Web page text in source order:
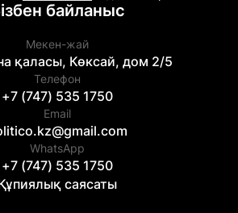
байланыс
Мекен-жай
қаласы, Көксай, дом 2/5
Телефон
+7 (747) 535 1750
Email
WhatsApp
+7 (747) 535 1750
саясаты